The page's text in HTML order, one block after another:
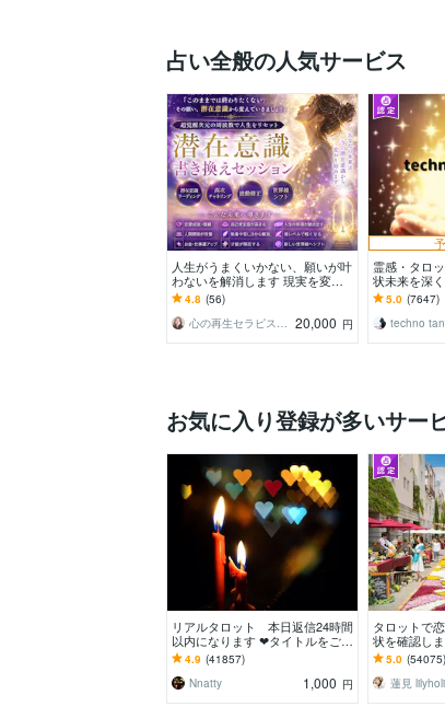
占い全般の人気サービス
人生がうまくいかない、願いが叶
わないを解消します 現実を変え
るために努力したのに、自力では
もう無理と感じている
4.8 (56)
心の再生セラピスト YASUKO 20,000 円
霊感・タロ
状未来を深
事・家族・
きスピード解
5.0 (7647)
techno
お気に入り登録が多いサー
リアルタロット 本日返信24時間
以内になります ❤︎タイトルをご確
認ください❤︎
4.9 (41857)
Nnatty
1,000 円
タロットで
状を確認し
っかりお届
ください♡
5.0 (54075)
蓮見